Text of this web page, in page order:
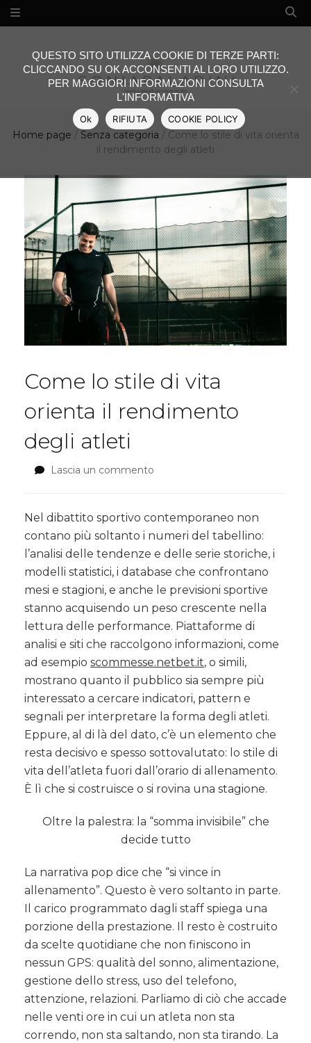
Home page / Senza categoria / Come lo stile di vita orienta
il rendimento degli atleti
Come lo stile di vita
orienta il rendimento
degli atleti
Lascia un commento
stile
vita
orienta
il
rendimento
atleti
Nel dibattito sportivo contemporaneo non
contano più soltanto i numeri del tabellino:
l’analisi delle tendenze e delle serie storiche, i
modelli statistici, i database che confrontano
mesi e stagioni, e anche le previsioni sportive
stanno acquisendo un peso crescente nella
lettura delle performance. Piattaforme di
analisi e siti che raccolgono informazioni, come
ad esempio scommesse.netbet.it, o simili,
mostrano quanto il pubblico sia sempre più
interessato a cercare indicatori, pattern e
segnali per interpretare la forma degli atleti.
Eppure, al di là del dato, c’è un elemento che
resta decisivo e spesso sottovalutato: lo stile di
vita dell’atleta fuori dall’orario di allenamento.
È lì che si costruisce o si rovina una stagione.
Oltre la palestra: la “somma invisibile” che
decide tutto
La narrativa pop dice che “si vince in
allenamento”. Questo è vero soltanto in parte.
Il carico programmato dagli staff spiega una
porzione della prestazione. Il resto è costruito
da scelte quotidiane che non finiscono in
nessun GPS: qualità del sonno, alimentazione,
gestione dello stress, uso del telefono,
attenzione, relazioni. Parliamo di ciò che accade
nelle venti ore in cui un atleta non sta
correndo, non sta saltando, non sta tirando. La
QUESTO SITO UTILIZZA COOKIE DI TERZE PARTI:
CLICCANDO SU OK ACCONSENTI AL LORO UTILIZZO.
PER MAGGIORI INFORMAZIONI CONSULTA
L'INFORMATIVA
Ok RIFIUTA COOKIE POLICY